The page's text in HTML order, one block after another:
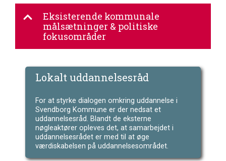
Eksisterende kommunale
målsætninger & politiske
fokusområder
Lokalt uddannelsesråd
For at styrke dialogen omkring uddannelse i
Svendborg Kommune er der nedsat et
uddannelsesråd. Blandt de eksterne
nøgleaktører opleves det, at samarbejdet i
uddannelsesrådet er med til at øge
værdiskabelsen på uddannelsesområdet.